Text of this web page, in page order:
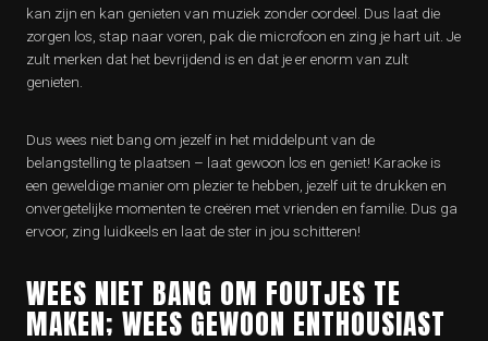
kan zijn en kan genieten van muziek zonder oordeel. Dus laat die
zorgen los, stap naar voren, pak die microfoon en zing je hart uit. Je
zult merken dat het bevrijdend is en dat je er enorm van zult
genieten.
Dus wees niet bang om jezelf in het middelpunt van de
belangstelling te plaatsen – laat gewoon los en geniet! Karaoke is
een geweldige manier om plezier te hebben, jezelf uit te drukken en
onvergetelijke momenten te creëren met vrienden en familie. Dus ga
ervoor, zing luidkeels en laat de ster in jou schitteren!
WEES NIET BANG OM FOUTJES TE
MAKEN; WEES GEWOON ENTHOUSIAST